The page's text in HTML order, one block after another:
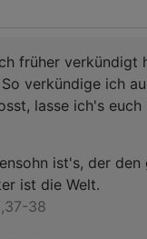
früher verkündigt
verkündige ich
lasse ich's euch
ist's, der den
ist die Welt.
38